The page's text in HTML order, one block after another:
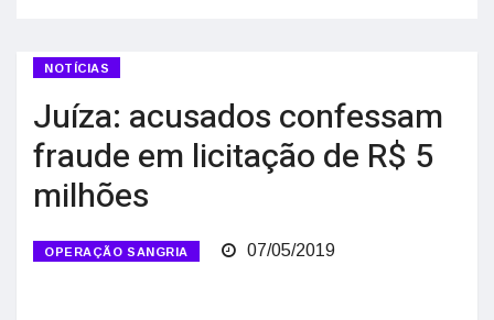
NOTÍCIAS
Juíza: acusados confessam
fraude em licitação de R$ 5
milhões
OPERAÇÃO SANGRIA 07/05/2019